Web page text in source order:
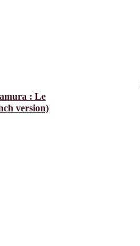
: Le
version)